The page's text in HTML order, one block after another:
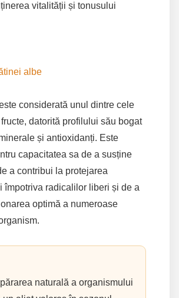
vitalității și tonusului
albe
considerată unul dintre cele
datorită profilului său bogat
și antioxidanți. Este
capacitatea sa de a susține
a contribui la protejarea
împotriva radicalilor liberi și de a
optimă a numeroase
naturală a organismului